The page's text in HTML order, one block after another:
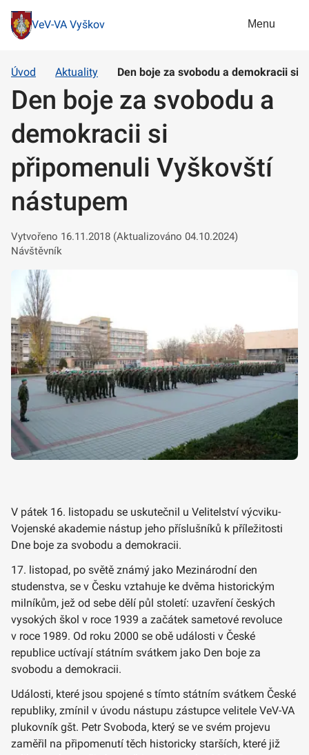
VeV-VA Vyškov Menu
Úvod Aktuality Den boje za svobodu a demokracii si
Den boje za svobodu a
demokracii si
připomenuli Vyškovští
nástupem
Vytvořeno 16.11.2018 (Aktualizováno 04.10.2024)
Návštěvník
V pátek 16. listopadu se uskutečnil u Velitelství výcviku-
Vojenské akademie nástup jeho příslušníků k příležitosti
Dne boje za svobodu a demokracii.
17. listopad, po světě známý jako Mezinárodní den
studenstva, se v Česku vztahuje ke dvěma historickým
milníkům, jež od sebe dělí půl století: uzavření českých
vysokých škol v roce 1939 a začátek sametové revoluce
v roce 1989. Od roku 2000 se obě události v České
republice uctívají státním svátkem jako Den boje za
svobodu a demokracii.
Události, které jsou spojené s tímto státním svátkem České
republiky, zmínil v úvodu nástupu zástupce velitele VeV-VA
plukovník gšt. Petr Svoboda, který se ve svém projevu
zaměřil na připomenutí těch historicky starších, které již